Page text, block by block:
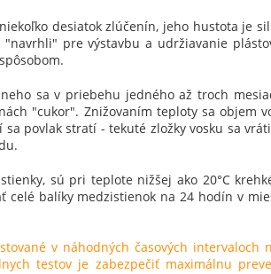
desiatok zlúčenín, jeho hustota je
pre výstavbu a udržiavanie
sa v priebehu jedného až troch
"cukor". Znižovaním teploty sa objem
povlak stratí - tekuté zložky vosku sa
sú pri teplote nižšej ako 20°C
balíky medzistienok na 24 hodín v
v náhodných časových intervaloch
testov je zabezpečiť maximálnu